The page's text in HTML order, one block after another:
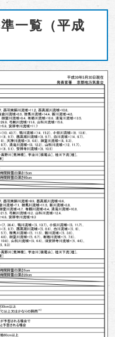
一覧（平成